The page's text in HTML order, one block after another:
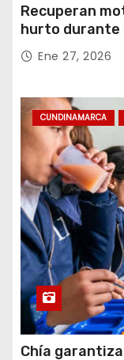
Recuperan
hurto durante
Rafael Uribe
Ene 27, 2026
CUNDINAMARCA
Chía